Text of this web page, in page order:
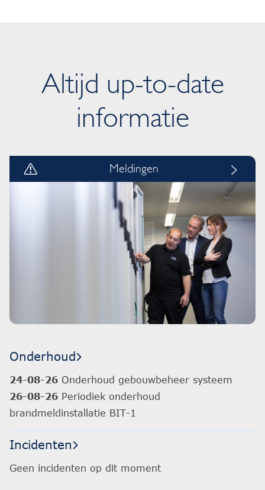
Altijd up-to-date
informatie
Meldingen
Onderhoud
24-08-26 Onderhoud gebouwbeheer systeem
26-08-26 Periodiek onderhoud
brandmeldinstallatie BIT-1
Incidenten
Geen incidenten op dit moment